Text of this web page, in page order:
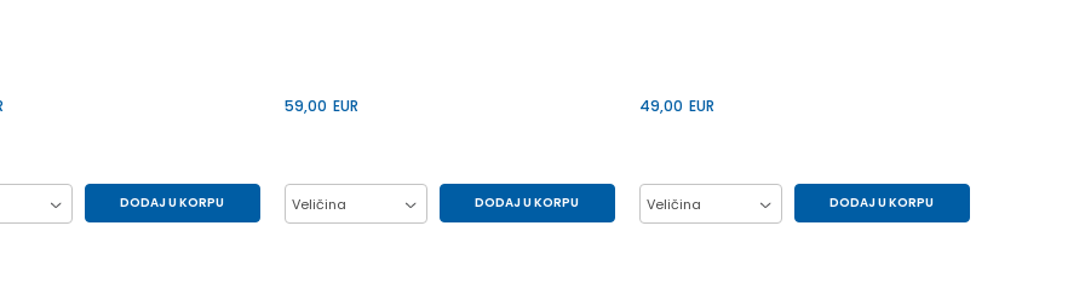
DODAJ U KORPU
59,00 EUR
Veličina DODAJ U KORPU
49,00 EUR
Veličina DODAJ U KORPU